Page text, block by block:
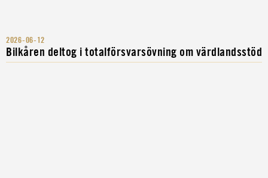
2026-06-12
Bilkåren deltog i totalförsvarsövning om värdlandsstöd